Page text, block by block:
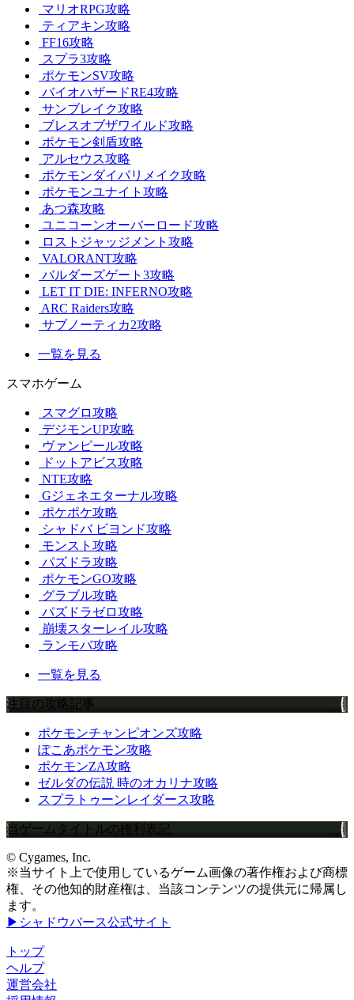
マリオRPG攻略
ティアキン攻略
FF16攻略
スプラ3攻略
ポケモンSV攻略
バイオハザードRE4攻略
サンブレイク攻略
ブレスオブザワイルド攻略
ポケモン剣盾攻略
アルセウス攻略
ポケモンダイパリメイク攻略
ポケモンユナイト攻略
あつ森攻略
ユニコーンオーバーロード攻略
ロストジャッジメント攻略
VALORANT攻略
バルダーズゲート3攻略
LET IT DIE: INFERNO攻略
ARC Raiders攻略
サブノーティカ2攻略
一覧を見る
スマホゲーム
スマグロ攻略
デジモンUP攻略
ヴァンピール攻略
ドットアビス攻略
NTE攻略
Gジェネエターナル攻略
ポケポケ攻略
シャドバ ビヨンド攻略
モンスト攻略
パズドラ攻略
ポケモンGO攻略
グラブル攻略
パズドラゼロ攻略
崩壊スターレイル攻略
ランモバ攻略
一覧を見る
注目の攻略記事
ポケモンチャンピオンズ攻略
ぽこあポケモン攻略
ポケモンZA攻略
ゼルダの伝説 時のオカリナ攻略
スプラトゥーンレイダース攻略
当ゲームタイトルの権利表記
© Cygames, Inc.
※当サイト上で使用しているゲーム画像の著作権および商標
権、その他知的財産権は、当該コンテンツの提供元に帰属し
ます。
▶シャドウバース公式サイト
トップ
ヘルプ
運営会社